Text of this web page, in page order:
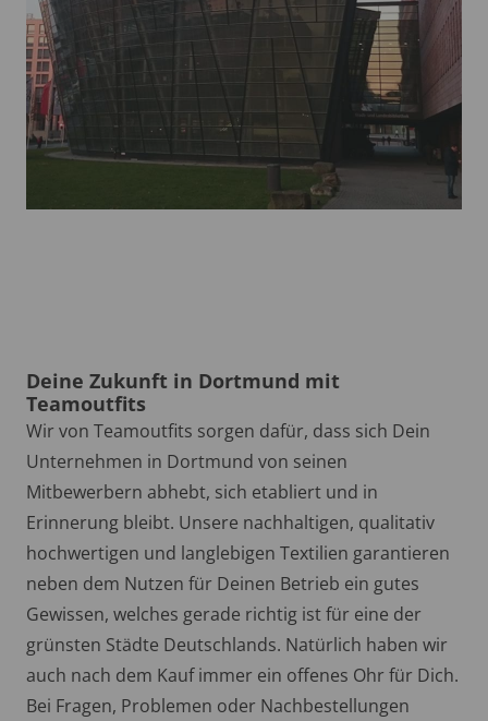
Deine Zukunft in Dortmund mit
Teamoutfits
Wir von Teamoutfits sorgen dafür, dass sich Dein
Unternehmen in Dortmund von seinen
Mitbewerbern abhebt, sich etabliert und in
Erinnerung bleibt. Unsere nachhaltigen, qualitativ
hochwertigen und langlebigen Textilien garantieren
neben dem Nutzen für Deinen Betrieb ein gutes
Gewissen, welches gerade richtig ist für eine der
grünsten Städte Deutschlands. Natürlich haben wir
auch nach dem Kauf immer ein offenes Ohr für Dich.
Bei Fragen, Problemen oder Nachbestellungen